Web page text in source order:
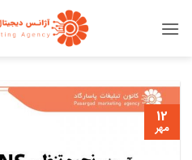
12
مهر